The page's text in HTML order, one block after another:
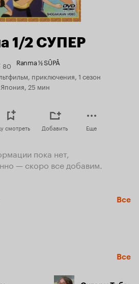
1/2 СУПЕР
80 Ranma ½ SÛPÂ
приключения, 1 сезон
Япония, 25 мин
смотреть Добавить Еще
пока нет,
— скоро все добавим.
Все
Все